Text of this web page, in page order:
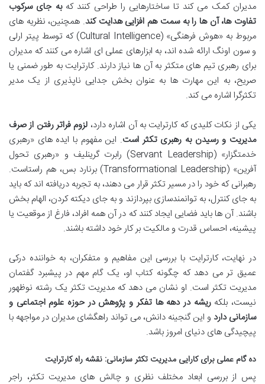
مدیران کمک می کند تا ساختارهایی را طراحی کنند کهبه جای سرکوب
تفاوت ها، آن ها را به سمت هم افزایی هدایت کند. همچنین، نظریه های
مربوط به «هوش فرهنگی» (Cultural Intelligence) که توسط پیتر ارلی
و سون اونگ ارائه شده اند، به ابزارهای عملی ای اشاره می کنند که مدیران
برای رهبری تیم های متکثر به آن ها نیاز دارند. کارترایت به طور ضمنی یا
صریح، به این مهارت ها به عنوان بخش جدایی ناپذیری از یک مدیر
تکثرگرا اشاره می کند.
یکی از نکات کلیدی که کارترایت به آن اشاره دارد، لزوم فراتر رفتن از صرف
مدیریت و رسیدن به رهبری تکثر است. این مفهوم با ایده های «رهبری
خدمتگزار» (Servant Leadership) رابرت گرینلیف و «رهبری تحول
آفرین» (Transformational Leadership) برنارد بس، هم راستاست.
رهبرانی که خود را در مسیر تکثر قرار می دهند، به تجربه دریافته اند که باید
به جای کنترل، به توانمندسازی بپردازند و به جای دیکته کردن، الهام بخش
باشند. آن ها باید فضایی ایجاد کنند که در آن همه افراد، فارغ از موقعیت یا
پیشینه، احساس قدرت و مالکیت بر کار خود داشته باشند.
در نهایت، کارترایت با بررسی این مفاهیم و متفکران، به خواننده درکی
عمیق تر می دهد که چگونه کتاب او، یک گام مهم در پیشبرد گفتمان
مدیریت تکثر است. او نشان می دهد که مدیریت تکثر یک رشته نوظهور
نیست، بلکهریشه در دهه ها تفکر و پژوهش در حوزه علوم اجتماعی و
سازمانی دارد و این گنجینه دانش، می تواند راهگشای مدیران در مواجهه با
پیچیدگی های دنیای امروز باشد.
ده گام عملی برای کارایی مدیریت تکثر سازمانی: نقشه راه کارترایت
پس از بررسی ابعاد مختلف نظری و چالش های مدیریت تکثر، راجر